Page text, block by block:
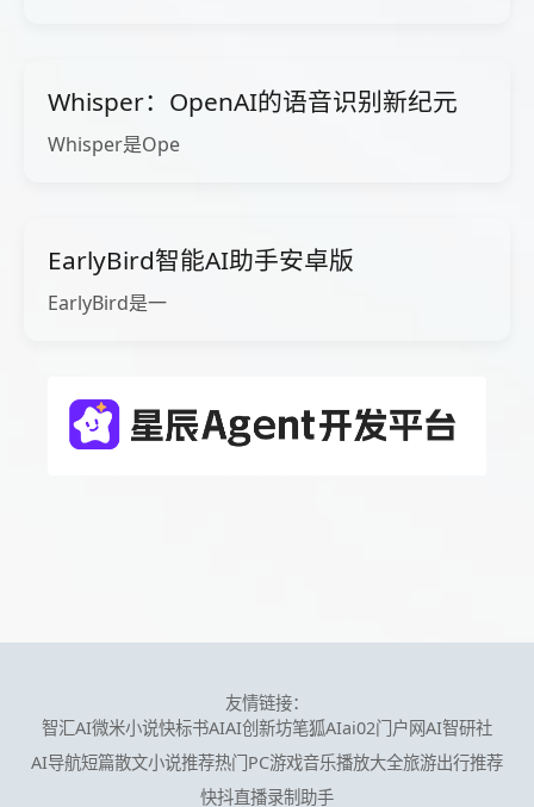
Whisper：OpenAI的语音识别新纪元
Whisper是Ope
EarlyBird智能AI助手安卓版
EarlyBird是一
友情链接：
智汇AI微米小说快标书AIAI创新坊笔狐AIai02门户网AI智研社
AI导航短篇散文小说推荐热门PC游戏音乐播放大全旅游出行推荐
快抖直播录制助手